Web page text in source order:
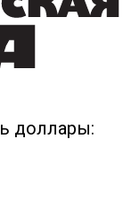
доллары: